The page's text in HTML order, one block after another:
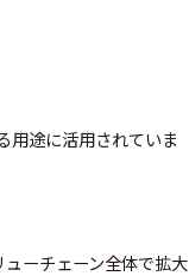
用途に活用されていま
ーチェーン全体で拡大